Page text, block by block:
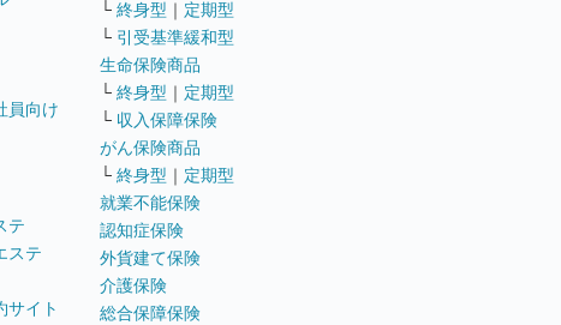
員向け
テ
ステ
サイト
└ 終身型 ｜ 定期型
└ 引受基準緩和型
生命保険商品
└ 終身型 ｜ 定期型
└ 収入保障保険
がん保険商品
└ 終身型 ｜ 定期型
就業不能保険
認知症保険
外貨建て保険
介護保険
総合保障保険